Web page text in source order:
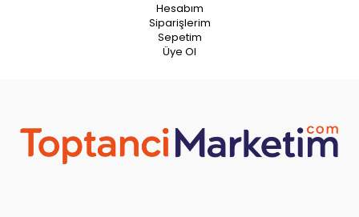
Hesabım
Siparişlerim
Sepetim
Üye Ol